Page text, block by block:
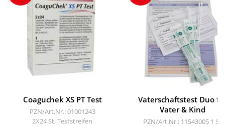
Coaguchek XS PT Test
PZN/Art.Nr.: 01001243
2X24 St, Teststreifen
Vaterschaftstest Duo
Vater & Kind
PZN/Art.Nr.: 11543005 1 St